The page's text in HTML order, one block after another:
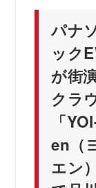
パナ
ック
が街
クラ
「
en（
エン